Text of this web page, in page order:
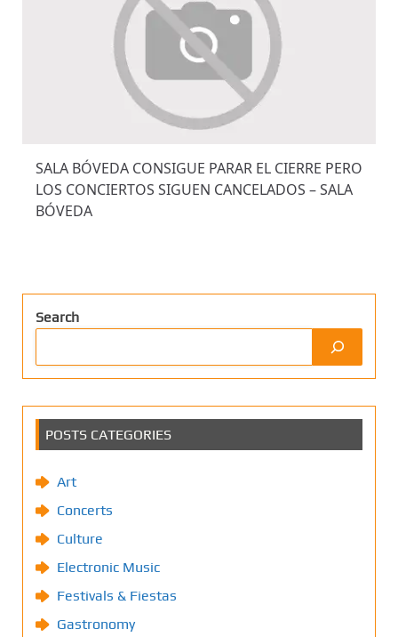
SALA BÓVEDA CONSIGUE PARAR EL CIERRE PERO
LOS CONCIERTOS SIGUEN CANCELADOS – SALA
BÓVEDA
Search
POSTS CATEGORIES
Art
Concerts
Culture
Electronic Music
Festivals & Fiestas
Gastronomy